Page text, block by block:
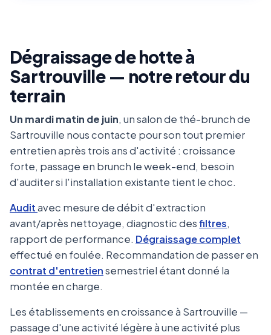
Dégraissage de hotte à
Sartrouville — notre retour du
terrain
Un mardi matin de juin, un salon de thé-brunch de
Sartrouville nous contacte pour son tout premier
entretien après trois ans d'activité : croissance
forte, passage en brunch le week-end, besoin
d'auditer si l'installation existante tient le choc.
Auditavec mesure de débit d'extraction
avant/après nettoyage, diagnostic desfiltres,
rapport de performance. Dégraissage complet
effectué en foulée. Recommandation de passer en
contrat d'entretiensemestriel étant donné la
montée en charge.
Les établissements en croissance à Sartrouville —
passage d'une activité légère à une activité plus